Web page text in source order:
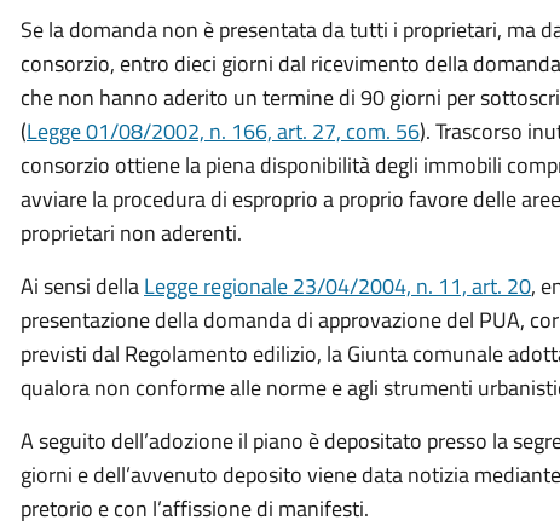
Se la domanda non è presentata da tutti i proprietari, ma
consorzio, entro dieci giorni dal ricevimento della
che non hanno aderito un termine di 90 giorni per
(Legge 01/08/2002, n. 166, art. 27, com. 56). Trascorso
consorzio ottiene la piena disponibilità degli immobili
avviare la procedura di esproprio a proprio favore delle
proprietari non aderenti.
Ai sensi dellaLegge regionale 23/04/2004, n. 11, art. 20,
presentazione della domanda di approvazione del PUA,
previsti dal Regolamento edilizio, la Giunta comunale
qualora non conforme alle norme e agli strumenti
A seguito dell’adozione il piano è depositato presso la
giorni e dell’avvenuto deposito viene data notizia
pretorio e con l’affissione di manifesti.